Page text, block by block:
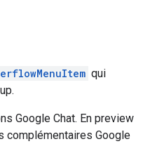
qui
Google Chat. En preview
complémentaires Google